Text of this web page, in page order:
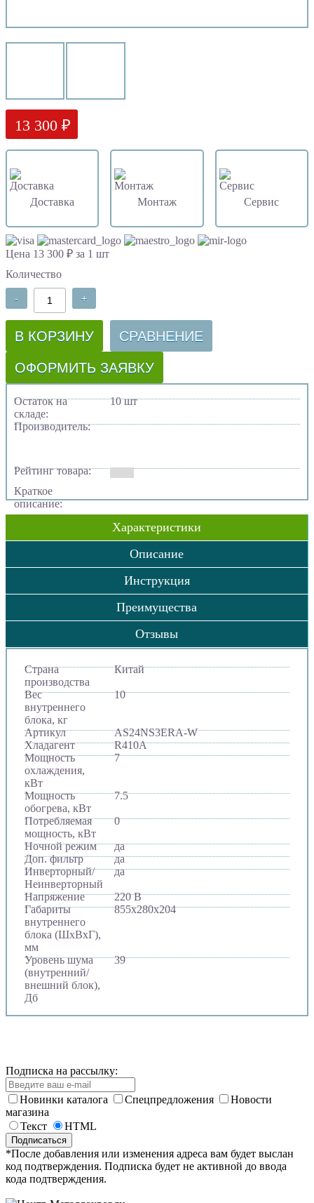
13 300 ₽
Доставка Монтаж Сервис
Цена 13 300 ₽ за 1 шт
Количество
- +
В КОРЗИНУ СРАВНЕНИЕ
ОФОРМИТЬ ЗАЯВКУ
Остаток на
складе:
10 шт
Производитель:
Рейтинг товара:
Краткое
описание:
Характеристики
Описание
Инструкция
Преимущества
Отзывы
Страна
производства
Китай
Вес
внутреннего
блока, кг
10
Артикул
AS24NS3ERA-W
Хладагент
R410A
Мощность
охлаждения,
кВт
7
Мощность
обогрева, кВт
7.5
Потребляемая
мощность, кВт
0
Ночной режим
да
Доп. фильтр
да
Инверторный/
Неинверторный
да
Напряжение
220 В
Габариты
внутреннего
блока (ШхВхГ),
мм
855х280х204
Уровень шума
(внутренний/
внешний блок),
Дб
39
Подписка на рассылку:
Новинки каталога Спецпредложения
Новости
магазина
Текст
HTML
*После добавления или изменения адреса вам будет выслан
код подтверждения. Подписка будет не активной до ввода
кода подтверждения.